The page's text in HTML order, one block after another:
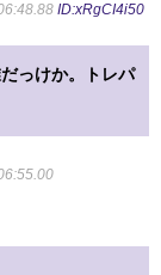
ID:xRgCI4i50
っけか。トレパ